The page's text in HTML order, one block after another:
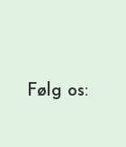
Følg os: